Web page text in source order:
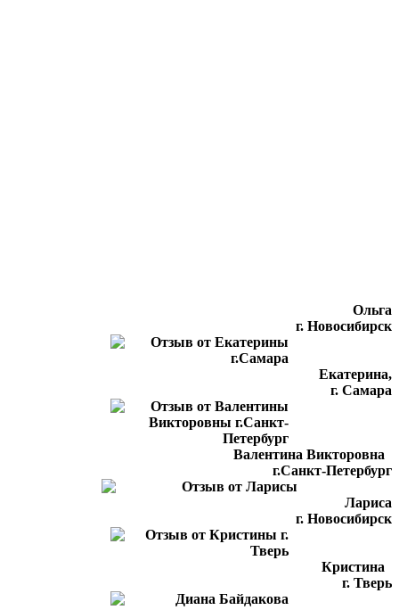
Ольга
г. Новосибирск
Екатерина,
г. Самара
Валентина Викторовна
г.Санкт-Петербург
Лариса
г. Новосибирск
Кристина
г. Тверь